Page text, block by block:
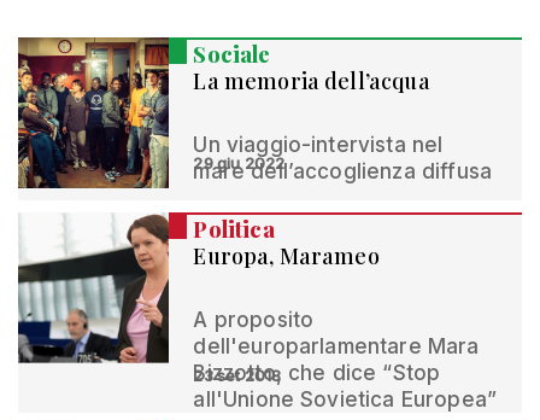
Sociale
La memoria dell’acqua
Un viaggio-intervista nel
mare dell’accoglienza diffusa
29 giu 2022
Politica
Europa, Marameo
A proposito
dell'europarlamentare Mara
Bizzotto, che dice “Stop
all'Unione Sovietica Europea”
23 set 2018